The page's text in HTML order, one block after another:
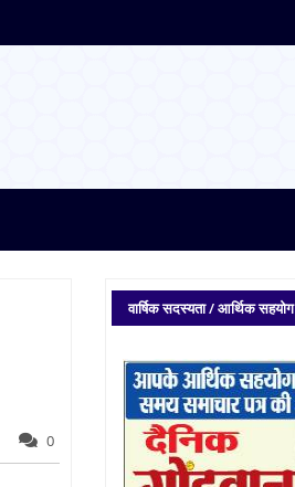
0
वार्षिक सदस्यता / आर्थिक सहयोग